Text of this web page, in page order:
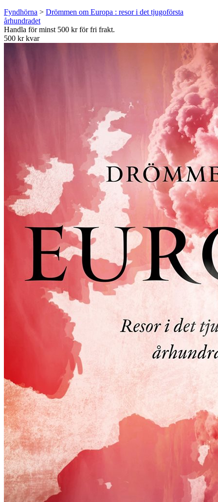
Fyndhörna > Drömmen om Europa : resor i det tjugoförsta
århundradet
Handla för minst 500 kr för fri frakt.
500 kr kvar